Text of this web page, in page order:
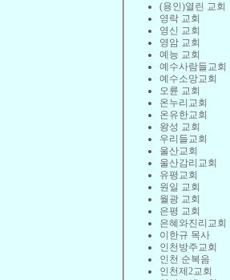
(용인)열린 교회
영락 교회
영신 교회
영암 교회
예능 교회
예수사람들교회
예수소망교회
오륜 교회
온누리교회
온유한교회
왕성 교회
우리들교회
울산교회
울산감리교회
유평교회
원일 교회
월광 교회
은평 교회
은혜와진리교회
이한규 목사
인천방주교회
인천 순복음
인천제2교회